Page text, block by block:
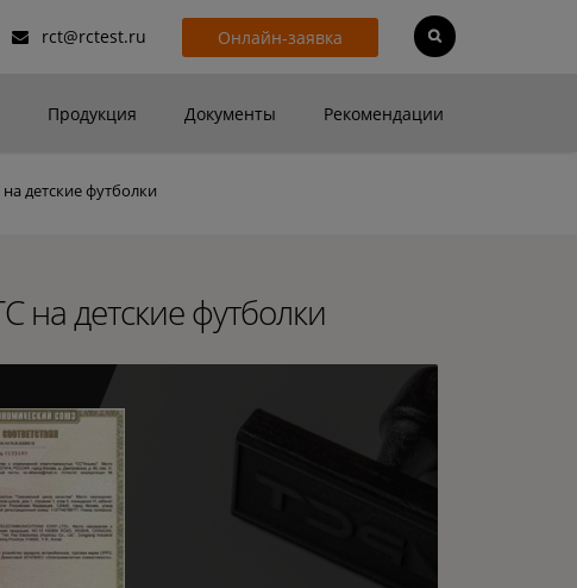
rct@rctest.ru Онлайн-заявка
Продукция Документы Рекомендации
детские футболки
на детские футболки